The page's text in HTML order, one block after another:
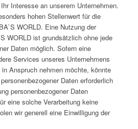
Interesse an unserem Unternehmen.
hohen Stellenwert für die
WORLD. Eine Nutzung der
WORLD ist grundsätzlich ohne jede
Daten möglich. Sofern eine
Services unseres Unternehmens
Anspruch nehmen möchte, könnte
Daten erforderlich
personenbezogener Daten
eine solche Verarbeitung keine
wir generell eine Einwilligung der